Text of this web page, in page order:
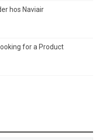
hos Naviair
for a Product